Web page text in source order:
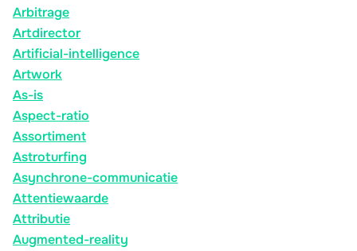
Arbitrage
Artdirector
Artificial-intelligence
Artwork
As-is
Aspect-ratio
Assortiment
Astroturfing
Asynchrone-communicatie
Attentiewaarde
Attributie
Augmented-reality